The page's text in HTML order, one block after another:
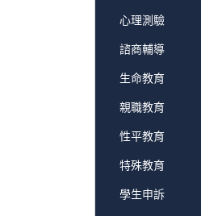
心理測驗
諮商輔導
生命教育
親職教育
性平教育
特殊教育
學生申訴